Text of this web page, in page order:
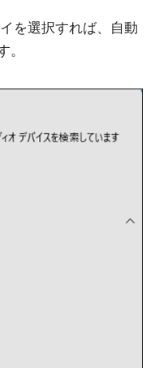
を選択すれば、自動
。